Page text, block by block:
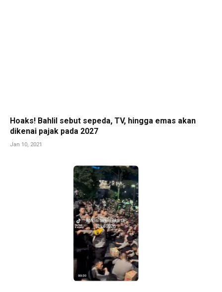
Hoaks! Bahlil sebut sepeda, TV, hingga emas akan
dikenai pajak pada 2027
Jan 10, 2021